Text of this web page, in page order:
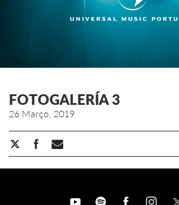
FOTOGALERÍA 3
26 Março, 2019